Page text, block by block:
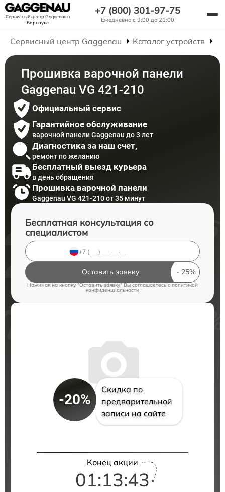
Сервисный центр Gaggenauв
Барнауле
+7 (800) 301-97-75
Ежедневно с 9:00 до 21:00
Сервисный центр Gaggenau Каталог устройств
Прошивка варочной панели
Gaggenau VG 421-210
Официальный сервис
Гарантийное обслуживание
варочной панели Gaggenau до 3 лет
Диагностика за наш счет,
ремонт по желанию
Бесплатный выезд курьера
в день обращения
Прошивка варочной панели
Gaggenau VG 421-210 от 35 минут
Бесплатная консультация со
специалистом
Оставить заявку
Нажимая на кнопку "Оставить заявку" Вы соглашаетесь c политикой
конфиденциальности
-20%
Скидка по
предварительной
записи на сайте
Конец акции
01:13:42